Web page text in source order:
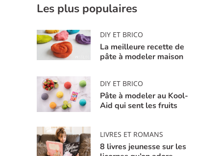
Les plus populaires
DIY ET BRICO
La meilleure recette de
pâte à modeler maison
DIY ET BRICO
Pâte à modeler au Kool-
Aid qui sent les fruits
LIVRES ET ROMANS
8 livres jeunesse sur les